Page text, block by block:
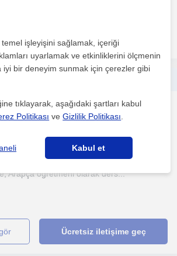
Sehri, Arslandami...
Arapça öğretmeni olarak ders...
Ücretsiz iletişime geç
işleyişini sağlamak, içeriği
uyarlamak ve etkinliklerini ölçmenin
iyi bir deneyim sunmak için çerezler gibi
tıklayarak, aşağıdaki şartları kabul
Politikası veGizlilik Politikası
Kabul et